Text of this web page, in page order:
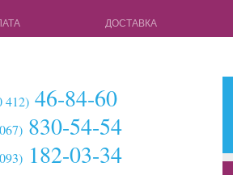
ДОСТАВКА
412) 46-84-60
830-54-54
182-03-34